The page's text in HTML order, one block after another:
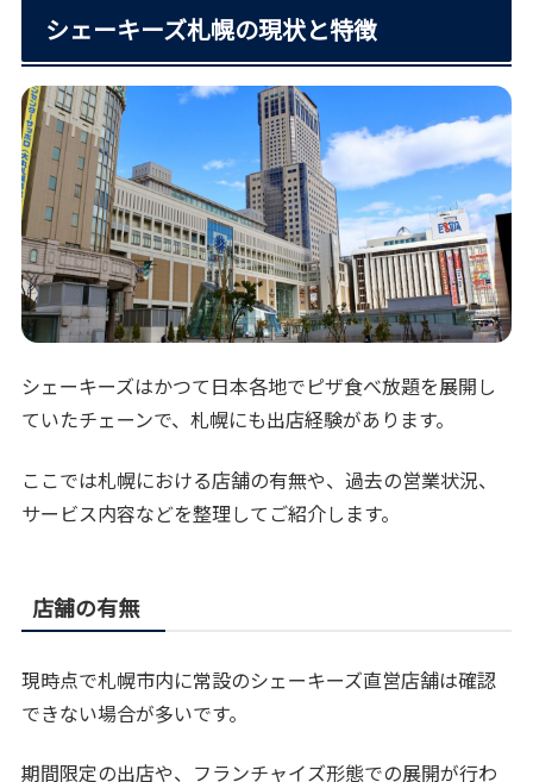
シェーキーズ札幌の現状と特徴
シェーキーズはかつて日本各地でピザ食べ放題を展開し
ていたチェーンで、札幌にも出店経験があります。
ここでは札幌における店舗の有無や、過去の営業状況、
サービス内容などを整理してご紹介します。
店舗の有無
現時点で札幌市内に常設のシェーキーズ直営店舗は確認
できない場合が多いです。
期間限定の出店や、フランチャイズ形態での展開が行わ